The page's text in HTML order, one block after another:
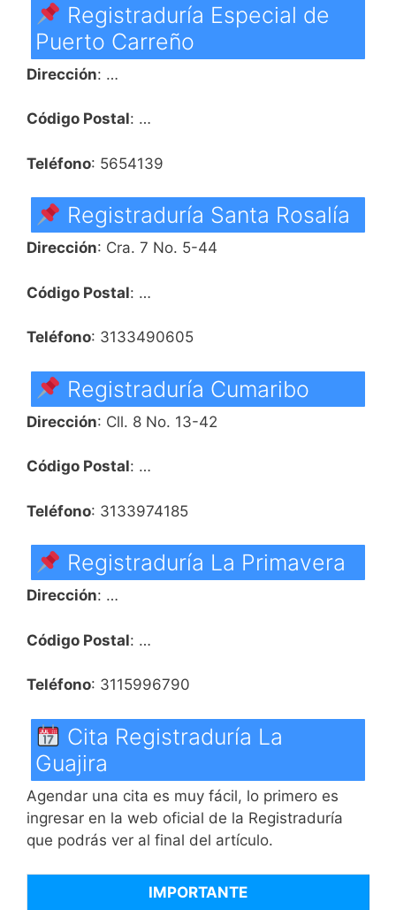
Registraduría Especial de
Puerto Carreño
Dirección: …
Código Postal: …
Teléfono: 5654139
Registraduría Santa Rosalía
Dirección: Cra. 7 No. 5-44
Código Postal: …
Teléfono: 3133490605
Registraduría Cumaribo
Dirección: Cll. 8 No. 13-42
Código Postal: …
Teléfono: 3133974185
Registraduría La Primavera
Dirección: …
Código Postal: …
Teléfono: 3115996790
Cita Registraduría La
Guajira
Agendar una cita es muy fácil, lo primero es
ingresar en la web oficial de la Registraduría
que podrás ver al final del artículo.
IMPORTANTE